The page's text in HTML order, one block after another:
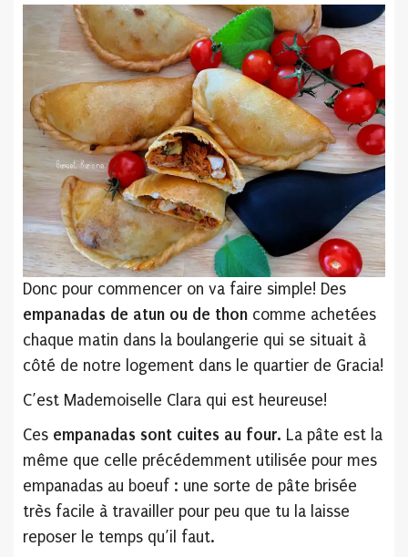
Donc pour commencer on va faire simple! Des
empanadas de atun ou de thon comme achetées
chaque matin dans la boulangerie qui se situait à
côté de notre logement dans le quartier de Gracia!
C’est Mademoiselle Clara qui est heureuse!
Ces empanadas sont cuites au four. La pâte est la
même que celle précédemment utilisée pour mes
empanadas au boeuf : une sorte de pâte brisée
très facile à travailler pour peu que tu la laisse
reposer le temps qu’il faut.